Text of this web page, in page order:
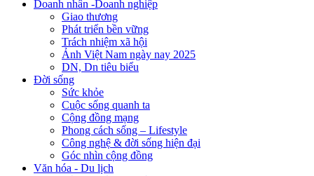
Doanh nhân -Doanh nghiệp
Giao thương
Phát triển bền vững
Trách nhiệm xã hội
Ảnh Việt Nam ngày nay 2025
DN, Dn tiêu biểu
Đời sống
Sức khỏe
Cuộc sống quanh ta
Cộng đồng mạng
Phong cách sống – Lifestyle
Công nghệ & đời sống hiện đại
Góc nhìn cộng đồng
Văn hóa - Du lịch